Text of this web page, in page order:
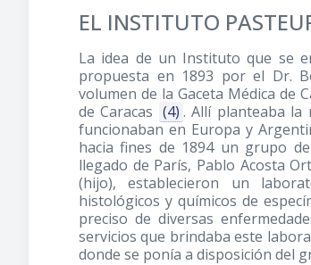
EL INSTITUTO
La idea de un Instituto que se
propuesta en 1893 por el Dr.
volumen de la Gaceta Médica de
de Caracas (4) . Allí planteaba la
funcionaban en Europa y
hacia fines de 1894 un grupo
llegado de París, Pablo Acosta
(hijo), establecieron un
histológicos y químicos de
preciso de diversas
servicios que brindaba este
donde se ponía a disposición del